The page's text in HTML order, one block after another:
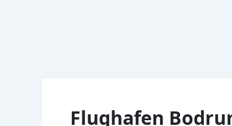
Flughafen